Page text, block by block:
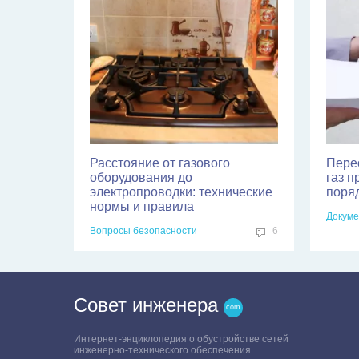
Расстояние от газового
оборудования до
электропроводки: технические
нормы и правила
Вопросы безопасности 6
газ
Совет инженера
Интернет-энциклопедия о обустройстве сетей
инженерно-технического обеспечения.